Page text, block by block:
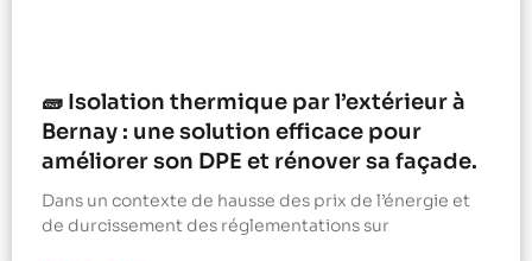
🧱 Isolation thermique par l’extérieur à
Bernay : une solution efficace pour
améliorer son DPE et rénover sa façade.
Dans un contexte de hausse des prix de l’énergie et
de durcissement des réglementations sur